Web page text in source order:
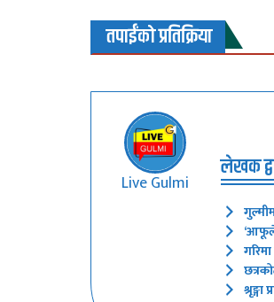
तपाईंको प्रतिक्रिया
Live Gulmi
लेखक